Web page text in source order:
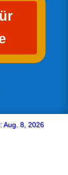
Aug. 8, 2026